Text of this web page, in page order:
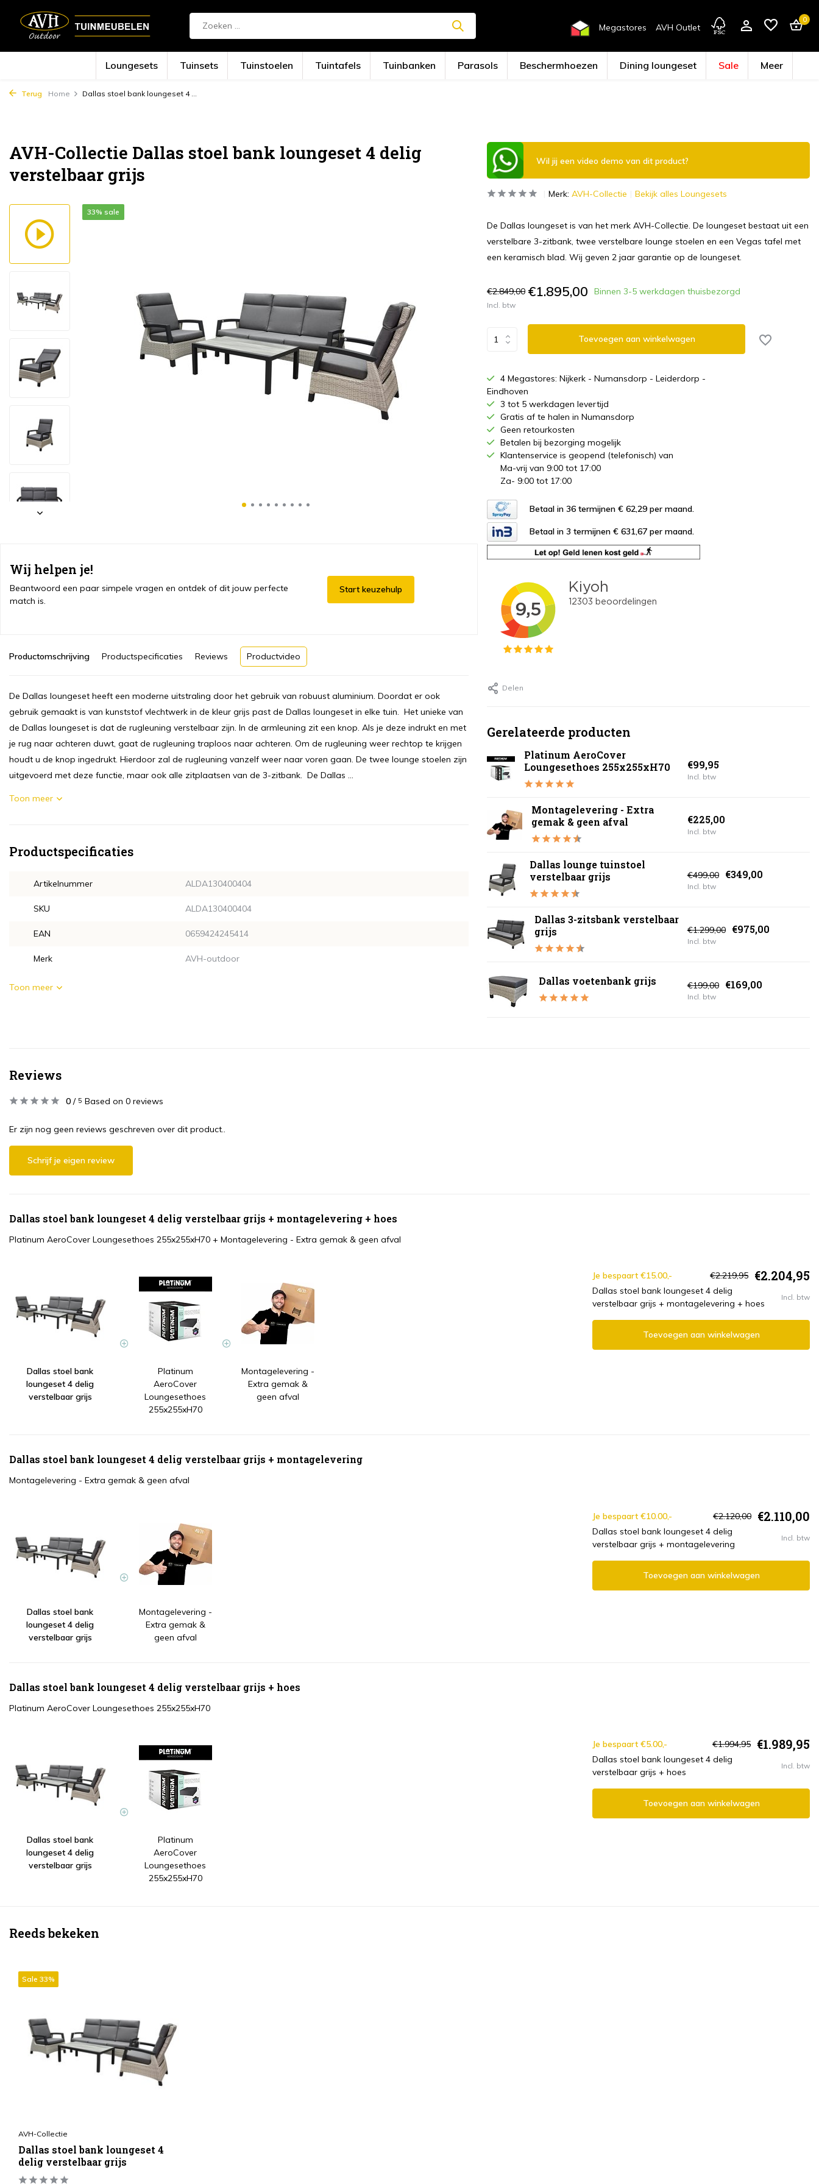
Megastores AVH Outlet
0
Loungesets Tuinsets Tuinstoelen Tuintafels Tuinbanken Parasols Beschermhoezen Dining loungeset Sale Meer
Terug Home Dallas stoel bank loungeset 4 ...
AVH-Collectie Dallas stoel bank loungeset 4 delig
verstelbaar grijs
33% sale
Wij helpen je!
Beantwoord een paar simpele vragen en ontdek of dit jouw perfecte
match is.
Start keuzehulp
Productomschrijving Productspecificaties Reviews Productvideo
De Dallas loungeset heeft een moderne uitstraling door het gebruik van robuust aluminium. Doordat er ook
gebruik gemaakt is van kunststof vlechtwerk in de kleur grijs past de Dallas loungeset in elke tuin. Het unieke van
de Dallas loungeset is dat de rugleuning verstelbaar zijn. In de armleuning zit een knop. Als je deze indrukt en met
je rug naar achteren duwt, gaat de rugleuning traploos naar achteren. Om de rugleuning weer rechtop te krijgen
houdt u de knop ingedrukt. Hierdoor zal de rugleuning vanzelf weer naar voren gaan. De twee lounge stoelen zijn
uitgevoerd met deze functie, maar ook alle zitplaatsen van de 3-zitbank. De Dallas ...
Toon meer
Productspecificaties
Artikelnummer ALDA130400404
SKU ALDA130400404
EAN 0659424245414
Merk AVH-outdoor
Toon meer
Wil jij een video demo van dit product?
Merk: AVH-Collectie Bekijk alles Loungesets
De Dallas loungeset is van het merk AVH-Collectie. De loungeset bestaat uit een
verstelbare 3-zitbank, twee verstelbare lounge stoelen en een Vegas tafel met
een keramisch blad. Wij geven 2 jaar garantie op de loungeset.
€2.849,00 €1.895,00 Binnen 3-5 werkdagen thuisbezorgd
Incl. btw
Toevoegen aan winkelwagen
4 Megastores: Nijkerk - Numansdorp - Leiderdorp -
Eindhoven
3 tot 5 werkdagen levertijd
Gratis af te halen in Numansdorp
Geen retourkosten
Betalen bij bezorging mogelijk
Klantenservice is geopend (telefonisch) van
Ma-vrij van 9:00 tot 17:00
Za- 9:00 tot 17:00
Betaal in 36 termijnen € 62,29 per maand.
Betaal in 3 termijnen € 631,67 per maand.
Delen
Gerelateerde producten
Platinum AeroCover
Loungesethoes 255x255xH70
€99,95
Incl. btw
Montagelevering - Extra
gemak & geen afval
€225,00
Incl. btw
Dallas lounge tuinstoel
verstelbaar grijs
€499,00 €349,00
Incl. btw
Dallas 3-zitsbank verstelbaar
grijs
€1.299,00 €975,00
Incl. btw
Dallas voetenbank grijs €199,00 €169,00
Incl. btw
Reviews
0 / 5 Based on 0 reviews
Er zijn nog geen reviews geschreven over dit product..
Schrijf je eigen review
Dallas stoel bank loungeset 4 delig verstelbaar grijs + montagelevering + hoes
Platinum AeroCover Loungesethoes 255x255xH70 + Montagelevering - Extra gemak & geen afval
Dallas stoel bank
loungeset 4 delig
verstelbaar grijs
Platinum
AeroCover
Loungesethoes
255x255xH70
Montagelevering -
Extra gemak &
geen afval
Je bespaart €15.00,- €2.219,95 €2.204,95
Dallas stoel bank loungeset 4 delig
verstelbaar grijs + montagelevering + hoes
Incl. btw
Toevoegen aan winkelwagen
Dallas stoel bank loungeset 4 delig verstelbaar grijs + montagelevering
Montagelevering - Extra gemak & geen afval
Dallas stoel bank
loungeset 4 delig
verstelbaar grijs
Montagelevering -
Extra gemak &
geen afval
Je bespaart €10.00,- €2.120,00 €2.110,00
Dallas stoel bank loungeset 4 delig
verstelbaar grijs + montagelevering
Incl. btw
Toevoegen aan winkelwagen
Dallas stoel bank loungeset 4 delig verstelbaar grijs + hoes
Platinum AeroCover Loungesethoes 255x255xH70
Dallas stoel bank
loungeset 4 delig
verstelbaar grijs
Platinum
AeroCover
Loungesethoes
255x255xH70
Je bespaart €5.00,- €1.994,95 €1.989,95
Dallas stoel bank loungeset 4 delig
verstelbaar grijs + hoes
Incl. btw
Toevoegen aan winkelwagen
Reeds bekeken
Sale 33%
AVH-Collectie
Dallas stoel bank loungeset 4
delig verstelbaar grijs